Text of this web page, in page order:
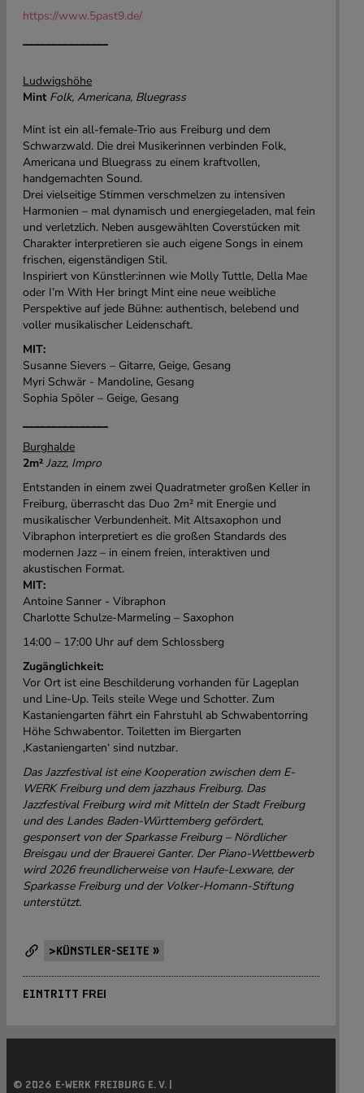
https://www.5past9.de/
Ludwigshöhe
Mint Folk, Americana, Bluegrass
Mint ist ein all-female-Trio aus Freiburg und dem
Schwarzwald. Die drei Musikerinnen verbinden Folk,
Americana und Bluegrass zu einem kraftvollen,
handgemachten Sound.
Drei vielseitige Stimmen verschmelzen zu intensiven
Harmonien – mal dynamisch und energiegeladen, mal fein
und verletzlich. Neben ausgewählten Coverstücken mit
Charakter interpretieren sie auch eigene Songs in einem
frischen, eigenständigen Stil.
Inspiriert von Künstler:innen wie Molly Tuttle, Della Mae
oder I’m With Her bringt Mint eine neue weibliche
Perspektive auf jede Bühne: authentisch, belebend und
voller musikalischer Leidenschaft.
MIT:
Susanne Sievers – Gitarre, Geige, Gesang
Myri Schwär - Mandoline, Gesang
Sophia Spöler – Geige, Gesang
Burghalde
2m² Jazz, Impro
Entstanden in einem zwei Quadratmeter großen Keller in
Freiburg, überrascht das Duo 2m² mit Energie und
musikalischer Verbundenheit. Mit Altsaxophon und
Vibraphon interpretiert es die großen Standards des
modernen Jazz – in einem freien, interaktiven und
akustischen Format.
MIT:
Antoine Sanner - Vibraphon
Charlotte Schulze-Marmeling – Saxophon
14:00 – 17:00 Uhr auf dem Schlossberg
Zugänglichkeit:
Vor Ort ist eine Beschilderung vorhanden für Lageplan
und Line-Up. Teils steile Wege und Schotter. Zum
Kastaniengarten fährt ein Fahrstuhl ab Schwabentorring
Höhe Schwabentor. Toiletten im Biergarten
‚Kastaniengarten‘ sind nutzbar.
Das Jazzfestival ist eine Kooperation zwischen dem E-
WERK Freiburg und dem jazzhaus Freiburg. Das
Jazzfestival Freiburg wird mit Mitteln der Stadt Freiburg
und des Landes Baden-Württemberg gefördert,
gesponsert von der Sparkasse Freiburg – Nördlicher
Breisgau und der Brauerei Ganter. Der Piano-Wettbewerb
wird 2026 freundlicherweise von Haufe-Lexware, der
Sparkasse Freiburg und der Volker-Homann-Stiftung
unterstützt.
>KÜNSTLER-SEITE »
EINTRITT FREI
© 2026 E-WERK FREIBURG E. V. |